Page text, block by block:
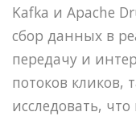
Kafka и Apache
сбор данных в
передачу и
потоков кликов,
исследовать,